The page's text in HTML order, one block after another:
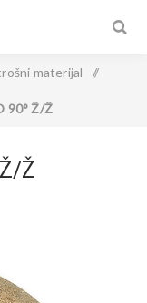
materijal /
90° Ž/Ž
Ž